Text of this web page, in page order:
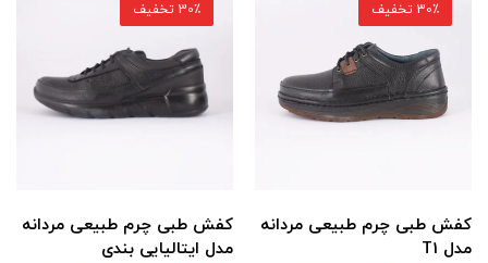
کفش طبی چرم طبیعی مردانه
مدل T1
30٪ تخفیف
کفش طبی چرم طبیعی مردانه
مدل ایتالیایی بندی
30٪ تخفیف